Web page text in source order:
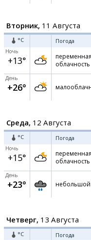
Вторник, 11 Августа
°C Погода
Ночь
+13°
переменная
облачность
День
+26°
Среда, 12 Августа
°C Погода
Ночь
+15°
переменная
облачность
День
+23° небольшой
Четверг, 13 Августа
°C Погода